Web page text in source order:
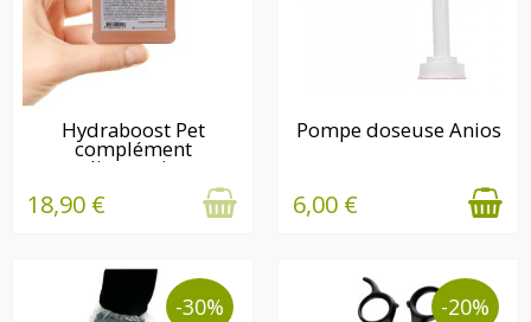
EN STOCK
Hydraboost Pet
complément
alimentaire
18,90 €
EN STOCK
Pompe doseuse Anios
6,00 €
-30% -20%